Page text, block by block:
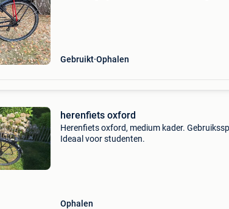
Gebruikt Ophalen
herenfiets oxford
Herenfiets oxford, medium kader.
Ideaal voor studenten.
Ophalen